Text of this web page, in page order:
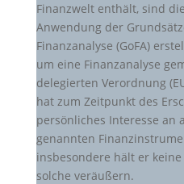
Finanzwelt enthält, sind
Anwendung der
Finanzanalyse (GoFA)
um eine Finanzanalyse
delegierten Verordnung
hat zum Zeitpunkt des
persönliches Interesse an
genannten
insbesondere hält er
solche veräußern.